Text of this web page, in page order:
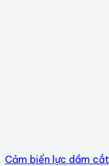
Cảm biến lực dầm